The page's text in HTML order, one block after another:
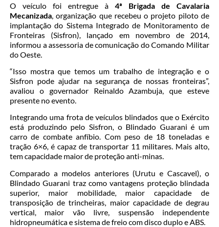
O veículo foi entregue à 4ª Brigada de Cavalaria
Mecanizada , organização que recebeu o projeto piloto de
implantação do Sistema Integrado de Monitoramento de
Fronteiras (Sisfron), lançado em novembro de 2014,
informou a assessoria de comunicação do Comando Militar
do Oeste.
“Isso mostra que temos um trabalho de integração e o
Sisfron pode ajudar na segurança de nossas fronteiras”,
avaliou o governador Reinaldo Azambuja, que esteve
presente no evento.
Integrando uma frota de veículos blindados que o Exército
está produzindo pelo Sisfron, o Blindado Guarani é um
carro de combate anfíbio. Com peso de 18 toneladas e
tração 6×6, é capaz de transportar 11 militares. Mais alto,
tem capacidade maior de proteção anti-minas.
Comparado a modelos anteriores (Urutu e Cascavel), o
Blindado Guarani traz como vantagens proteção blindada
superior, maior mobilidade, maior capacidade de
transposição de trincheiras, maior capacidade de degrau
vertical, maior vão livre, suspensão independente
hidropneumática e sistema de freio com disco duplo e ABS.